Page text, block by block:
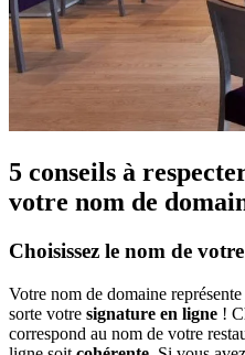
5 conseils à
votre nom de
Choisissez le nom de
Votre nom de domaine
sorte votre signature en ligne !
correspond au nom de votre